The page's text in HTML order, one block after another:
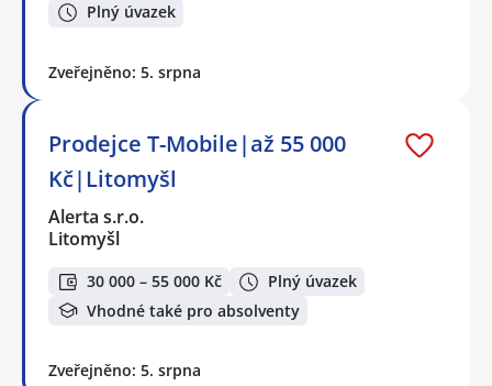
Plný úvazek
Zveřejněno: 5. srpna
Prodejce T-Mobile|až 55 000
Kč|Litomyšl
Alerta s.r.o.
Litomyšl
30 000 – 55 000 Kč
Plný úvazek
Vhodné také pro absolventy
Zveřejněno: 5. srpna